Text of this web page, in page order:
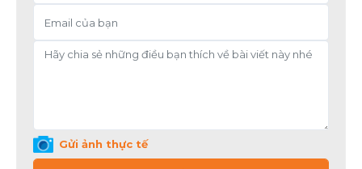
Gửi ảnh thực tế